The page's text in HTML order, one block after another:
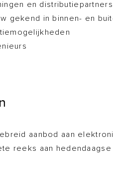
en
gekend in binnen- en
aanbod aan
reeks aan